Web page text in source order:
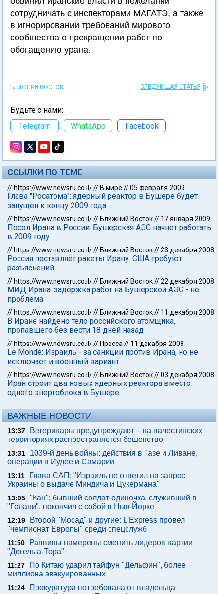
сотрудничать с инспекторами МАГАТЭ, а также
в игнорировании требований мирового
сообщества о прекращении работ по
обогащению урана.
БЛИЖНИЙ ВОСТОК СЛЕДУЮЩАЯ СТАТЬЯ
Будьте с нами:
Telegram
WhatsApp Facebook
ССЫЛКИ ПО ТЕМЕ
// https://www.newsru.co.il/// В мире //05 февраля 2009
Глава "Росатома": ядерный реактор в Бушере будет
запущен к концу 2009 года
// https://www.newsru.co.il/// Ближний Восток// 17 января 2009
Посол Ирана в России: Бушерская АЭС начнет работать
в 2009 году
// https://www.newsru.co.il/// Ближний Восток//23 декабря 2008
Россия поставляет ракеты Ирану. США требуют
разъяснений
// https://www.newsru.co.il/// Ближний Восток//22 декабря 2008
МИД Ирана: задержка работ на Бушерской АЭС - не
проблема
// https://www.newsru.co.il/// Ближний Восток// 11 декабря 2008
В Иране найдено тело российского атомщика,
пропавшего без вести 18 дней назад
// https://www.newsru.co.il/// Пресса // 11 декабря 2008
Le Monde: Израиль - за санкции против Ирана, но не
исключает и военный вариант
// https://www.newsru.co.il/// Ближний Восток//03 декабря 2008
Иран строит два новых ядерных реактора вместо
одного энергоблока в Бушере
ВАЖНЫЕ НОВОСТИ
13:37
Ветеринары предупреждают – на палестинских
территориях распространяется бешенство
13:31
1039-й день войны: действия в Газе и Ливане,
операции в Иудее и Самарии
13:11
Глава САП: "Израиль не ответил на запрос
Украины о выдаче Миндича и Цукермана"
13:05 "Кан": бывший солдат-одиночка, служивший в
"Голани", покончил с собой в Нью-Йорке
12:19
Второй "Мосад" и другие: L'Express провел
"чемпионат Европы" среди спецслужб
11:50
Раввины намерены сменить лидеров партии
"Дегель а-Тора"
11:27
По Китаю ударил тайфун "Дельфин", более
миллиона эвакуированных
11:24
Прокуратура потребовала от владельца